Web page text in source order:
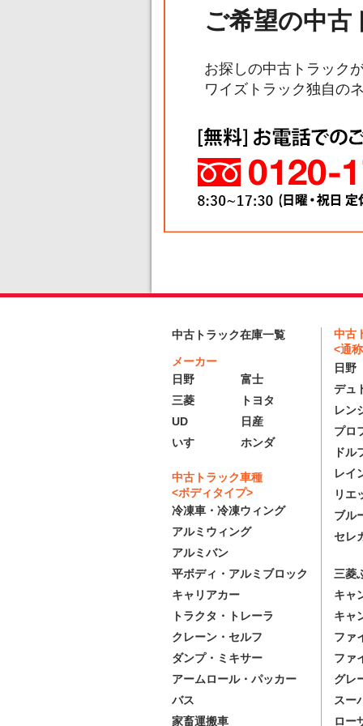
ご希望の中
お探しの中古トラック
ワイズトラック独自の
中古トラック在庫一覧
メーカー
日野
富士
三菱
トヨタ
UD
日産
いすゞ
ホンダ
中古トラック車種
<ボディタイプ>
冷凍車・冷凍ウィング
アルミウィング
アルミバン
平ボディ・アルミブロック
キャリアカー
トラクタ・トレーラ
クレーン・セルフ
ダンプ・ミキサー
アームロール・パッカー
バス
家畜運搬車
中古
<通
日野
デュ
レン
プロ
ドル
レイ
リエ
ブル
セレ
三菱
キャ
キャ
ファ
ファ
グレ
スー
ロー